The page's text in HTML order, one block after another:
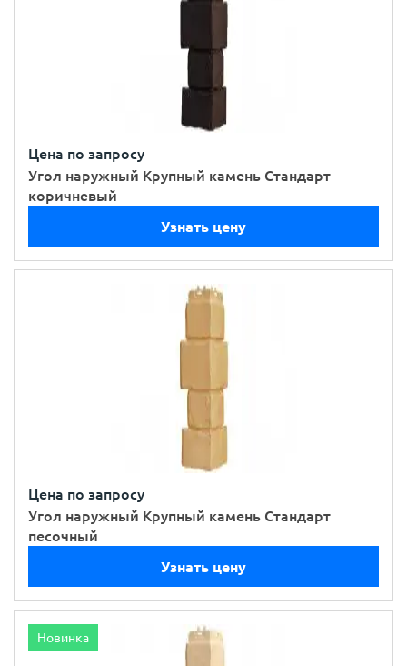
Цена по запросу
Угол наружный Крупный камень Стандарт
коричневый
Узнать цену
Цена по запросу
Угол наружный Крупный камень Стандарт
песочный
Узнать цену
Новинка